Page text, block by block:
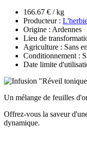
166.67 € / kg
Producteur :
Origine : Ardennes
Lieu de
Agriculture : Sans
Conditionnement :
Date limite
Un mélange de feuilles
Offrez-vous la saveur
dynamique.